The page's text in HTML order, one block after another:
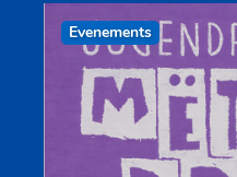
Evenements